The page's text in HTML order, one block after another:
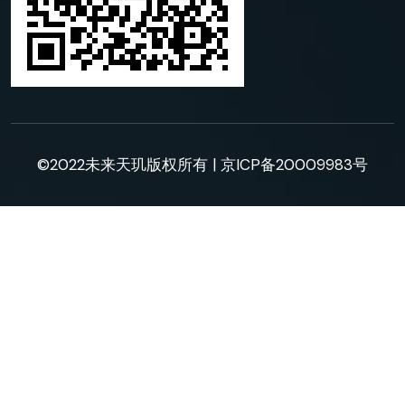
©2022未来天玑版权所有 | 京ICP备20009983号